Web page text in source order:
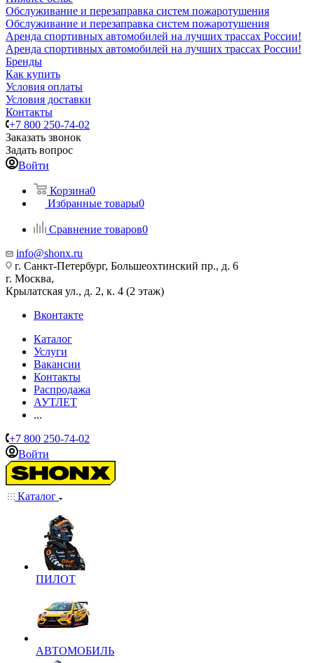
Обслуживание и перезаправка систем пожаротушения
Обслуживание и перезаправка систем пожаротушения
Аренда спортивных автомобилей на лучших трассах России!
Аренда спортивных автомобилей на лучших трассах России!
Бренды
Как купить
Условия оплаты
Условия доставки
Контакты
+7 800 250-74-02
Заказать звонок
Задать вопрос
Войти
Корзина0
Избранные товары0
Сравнение товаров0
info@shonx.ru
г. Санкт-Петербург, Большеохтинский пр., д. 6
г. Москва,
Крылатская ул., д. 2, к. 4 (2 этаж)
Вконтакте
Каталог
Услуги
Вакансии
Контакты
Распродажа
АУТЛЕТ
...
+7 800 250-74-02
Войти
Каталог
ПИЛОТ
АВТОМОБИЛЬ